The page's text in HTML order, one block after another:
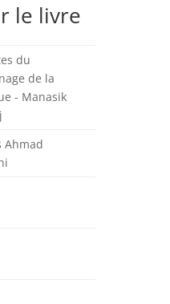
le livre
du
de la
- Manasik
Ahmad